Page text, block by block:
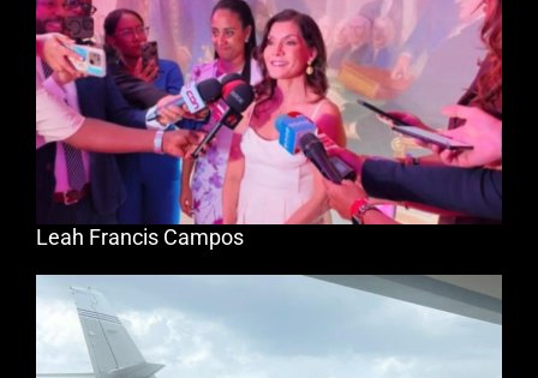
Leah Francis Campos